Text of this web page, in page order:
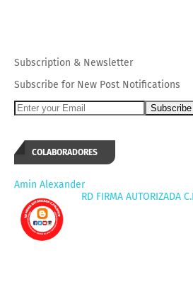
Subscription & Newsletter
Subscribe for New Post Notifications
COLABORADORES
Amin Alexander
RD FIRMA AUTORIZADA